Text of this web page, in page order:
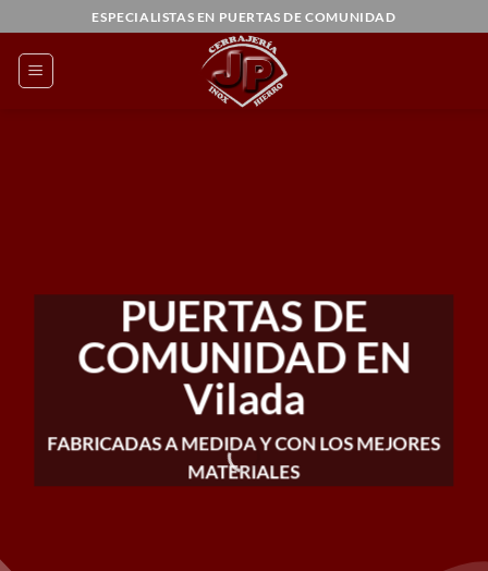
al
contenido
ESPECIALISTAS EN PUERTAS DE COMUNIDAD
PUERTAS DE
COMUNIDAD EN
Vilada
FABRICADAS A MEDIDA Y CON LOS MEJORES
MATERIALES